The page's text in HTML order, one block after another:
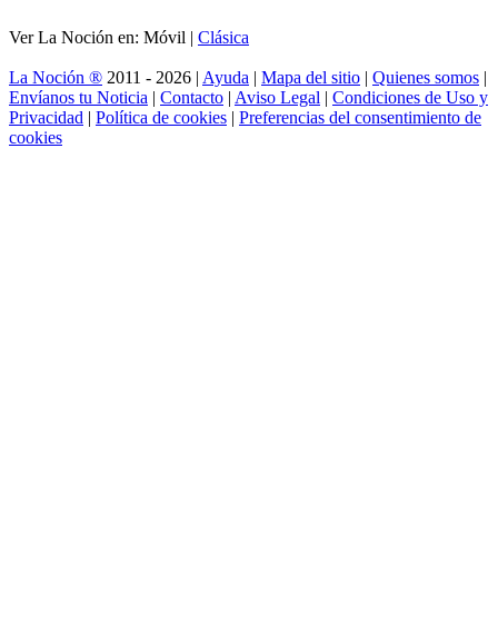
Ver La Noción en: Móvil | Clásica
La Noción ® 2011 - 2026 | Ayuda | Mapa del sitio | Quienes somos |
Envíanos tu Noticia | Contacto | Aviso Legal | Condiciones de Uso y
Privacidad | Política de cookies | Preferencias del consentimiento de
cookies